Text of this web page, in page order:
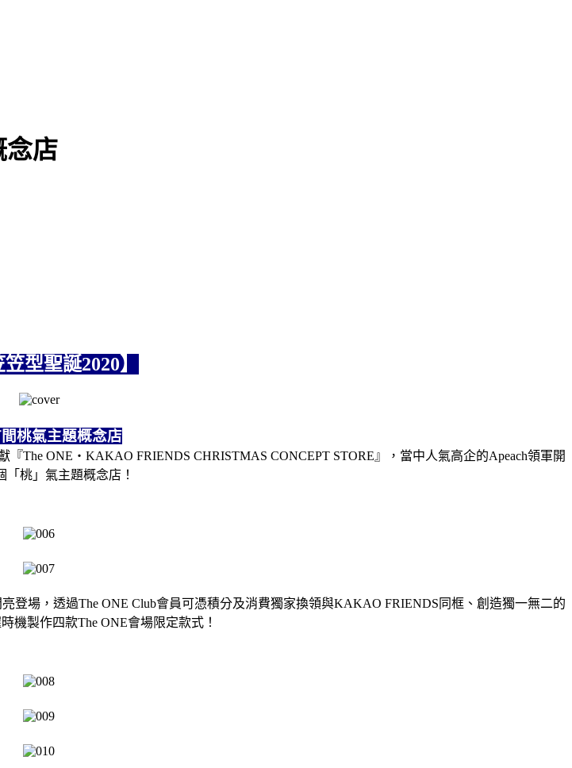
念店
笠型聖誕2020】
桃氣主題概念店
The ONE‧KAKAO FRIENDS CHRISTMAS CONCEPT STORE』，當中人氣高企的Apeach領軍開
「桃」氣主題概念店！
場，透過The ONE Club會員可憑積分及消費獨家換領與KAKAO FRIENDS同框、創造獨一無二的
機製作四款The ONE會場限定款式！